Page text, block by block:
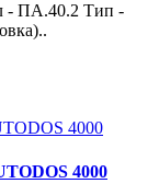
- ПА.40.2 Тип -
4000